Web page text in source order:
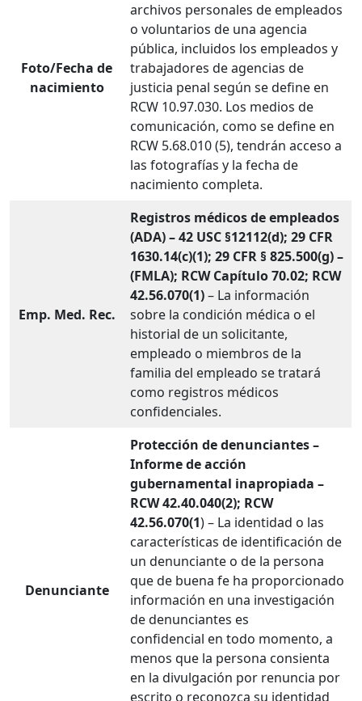
Foto/Fecha de
nacimiento
archivos personales de empleados
o voluntarios de una agencia
pública, incluidos los empleados y
trabajadores de agencias de
justicia penal según se define en
RCW 10.97.030. Los medios de
comunicación, como se define en
RCW 5.68.010 (5), tendrán acceso a
las fotografías y la fecha de
nacimiento completa.
Emp. Med. Rec.
Registros médicos de empleados
(ADA) – 42 USC §12112(d); 29 CFR
1630.14(c)(1); 29 CFR § 825.500(g) –
(FMLA); RCW Capítulo 70.02; RCW
42.56.070(1)– La información
sobre la condición médica o el
historial de un solicitante,
empleado o miembros de la
familia del empleado se tratará
como registros médicos
confidenciales.
Denunciante
Protección de denunciantes –
Informe de acción
gubernamental inapropiada –
RCW 42.40.040(2); RCW
42.56.070(1) – La identidad o las
características de identificación de
un denunciante o de la persona
que de buena fe ha proporcionado
información en una investigación
de denunciantes es
confidencial en todo momento, a
menos que la persona consienta
en la divulgación por renuncia por
escrito o reconozca su identidad